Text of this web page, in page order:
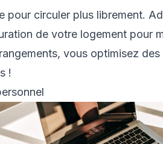
pour circuler plus librement.
de votre logement pour
vous optimisez
!